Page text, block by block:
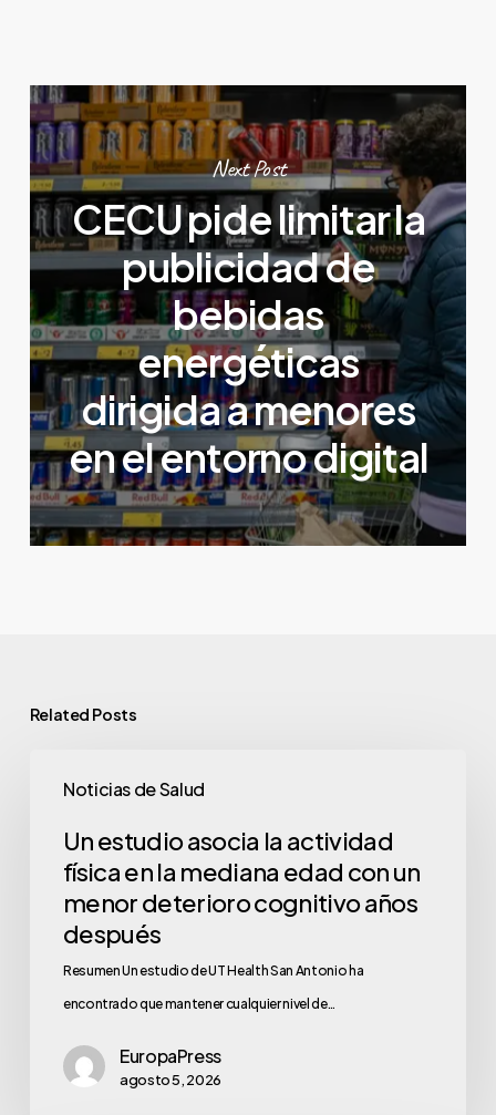
Next Post
CECU pide limitar la
publicidad de
bebidas
energéticas
dirigida a menores
en el entorno digital
Related Posts
Noticias de Salud
Un estudio asocia la actividad
física en la mediana edad con un
menor deterioro cognitivo años
después
Resumen Un estudio de UT Health San Antonio ha
encontrado que mantener cualquier nivel de…
EuropaPress
agosto 5, 2026